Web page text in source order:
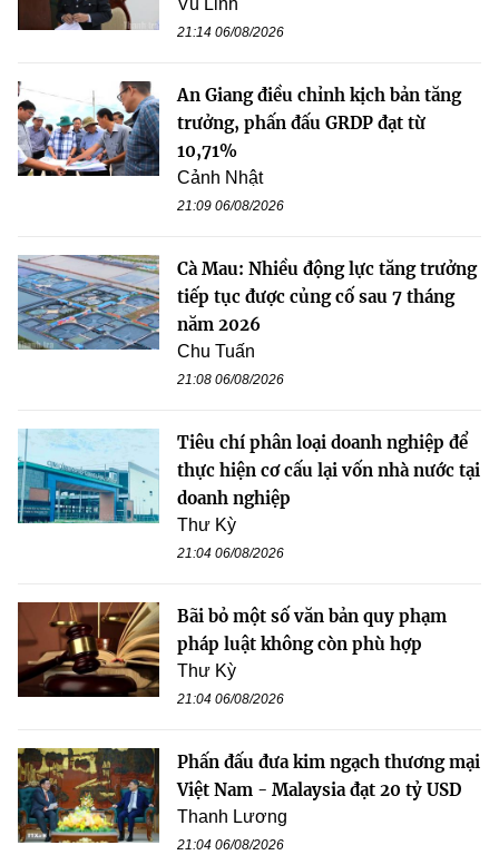
Vũ Linh
21:14 06/08/2026
An Giang điều chỉnh kịch bản tăng
trưởng, phấn đấu GRDP đạt từ
10,71%
Cảnh Nhật
21:09 06/08/2026
Cà Mau: Nhiều động lực tăng trưởng
tiếp tục được củng cố sau 7 tháng
năm 2026
Chu Tuấn
21:08 06/08/2026
Tiêu chí phân loại doanh nghiệp để
thực hiện cơ cấu lại vốn nhà nước tại
doanh nghiệp
Thư Kỳ
21:04 06/08/2026
Bãi bỏ một số văn bản quy phạm
pháp luật không còn phù hợp
Thư Kỳ
21:04 06/08/2026
Phấn đấu đưa kim ngạch thương mại
Việt Nam - Malaysia đạt 20 tỷ USD
Thanh Lương
21:04 06/08/2026